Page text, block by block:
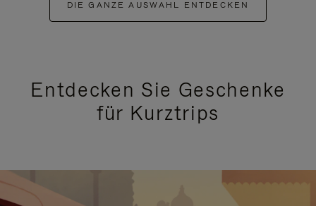
DIE GANZE AUSWAHL ENTDECKEN
Entdecken Sie Geschenke
für Kurztrips